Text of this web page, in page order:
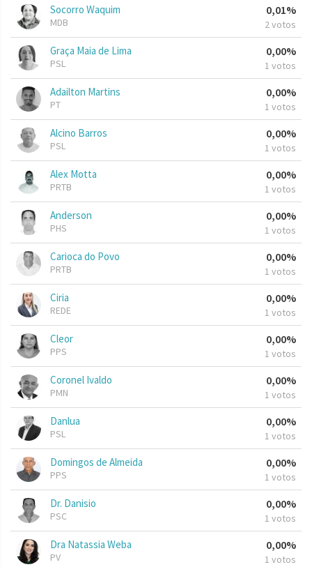
Socorro Waquim
MDB
0,01%
2 votos
Graça Maia de Lima
PSL
0,00%
1 votos
Adailton Martins
PT
0,00%
1 votos
Alcino Barros
PSL
0,00%
1 votos
Alex Motta
PRTB
0,00%
1 votos
Anderson
PHS
0,00%
1 votos
Carioca do Povo
PRTB
0,00%
1 votos
Ciria
REDE
0,00%
1 votos
Cleor
PPS
0,00%
1 votos
Coronel Ivaldo
PMN
0,00%
1 votos
Danlua
PSL
0,00%
1 votos
Domingos de Almeida
PPS
0,00%
1 votos
Dr. Danisio
PSC
0,00%
1 votos
Dra Natassia Weba
PV
0,00%
1 votos